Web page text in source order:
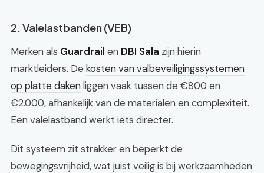
2. Valelastbanden (VEB)
Merken als Guardrail en DBI Sala zijn hierin
marktleiders. De kosten van valbeveiligingssystemen
op platte dakenliggen vaak tussen de €800 en
€2.000, afhankelijk van de materialen en complexiteit.
Een valelastband werkt iets directer.
Dit systeem zit strakker en beperkt de
bewegingsvrijheid, wat juist veilig is bij werkzaamheden